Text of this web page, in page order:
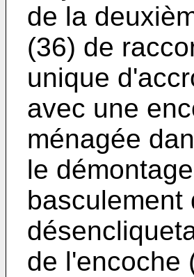
de la
(36) de
unique
avec une
ménagée
le
basculement
de l'encoche